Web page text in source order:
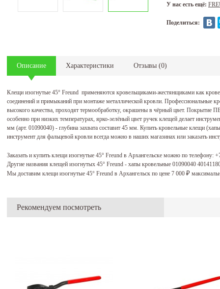
У нас есть ещё:
Поделиться:
Описание Характеристики Отзывы (0)
Клещи изогнутые 45° Freund применяются кровельщиками-жестянщиками как
соединений и примыканий при монтаже металлической кровли. Профессиональные
высокого качества, проходят термообработку, окрашены в чёрный цвет. Покрытие
особенно при низких температурах, ярко-зелёный цвет ручек клещей делает
мм (арт. 01090040) - глубина захвата составит 45 мм. Купить кровельные клещи
инструмент для фальцевой кровли всегда можно в наших магазинах или заказать
Заказать и купить клещи изогнутые 45° Freund в Архангельске можно по телефону:
Другие названия клещей изогнутых 45° Freund - хапы кровельные 01090040
Мы доставим клещи изогнутые 45° Freund в Архангельск по цене 7 000 ₽
Рекомендуем посмотреть